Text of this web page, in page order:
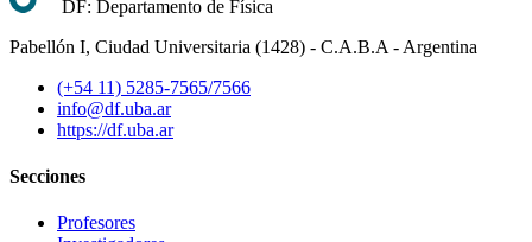
DF: Departamento de Física
Pabellón I, Ciudad Universitaria (1428) - C.A.B.A - Argentina
(+54 11) 5285-7565/7566
info@df.uba.ar
https://df.uba.ar
Secciones
Profesores